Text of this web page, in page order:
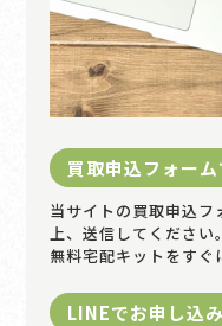
買取申込フォー
当サイトの買取申込フ
上、送信してください。
無料宅配キットをすぐ
LINEでお申し込